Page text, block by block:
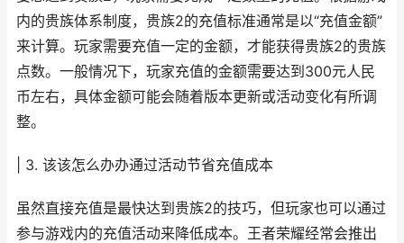
内的贵族体系制度，贵族2的充值标准通常是以“充值金额”
来计算。玩家需要充值一定的金额，才能获得贵族2的贵族
点数。一般情况下，玩家充值的金额需要达到300元人民
币左右，具体金额可能会随着版本更新或活动变化有所调
整。
| 3. 该该怎么办办通过活动节省充值成本
虽然直接充值是最快达到贵族2的技巧，但玩家也可以通过
参与游戏内的充值活动来降低成本。王者荣耀经常会推出